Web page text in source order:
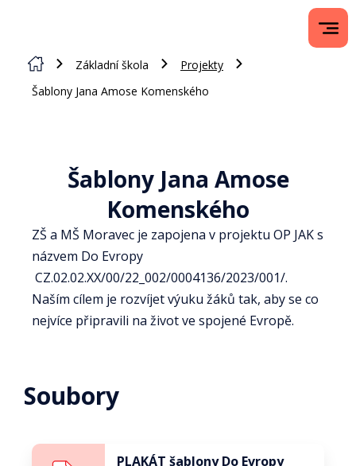
Základní škola
Projekty
Šablony Jana Amose Komenského
Šablony Jana Amose
Komenského
ZŠ a MŠ Moravec je zapojena v projektu OP JAK s
názvem Do Evropy
CZ.02.02.XX/00/22_002/0004136/2023/001/.
Naším cílem je rozvíjet výuku žáků tak, aby se co
nejvíce připravili na život ve spojené Evropě.
Soubory
PLAKÁT šablony Do Evropy